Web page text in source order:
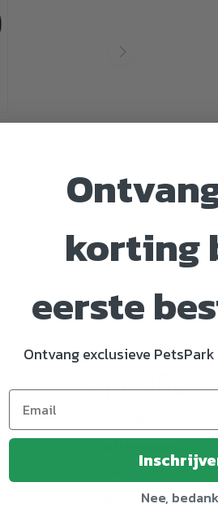
m x 0,5
en
om
voor
korting
eerste
Ontvang exclusieve
Nee,